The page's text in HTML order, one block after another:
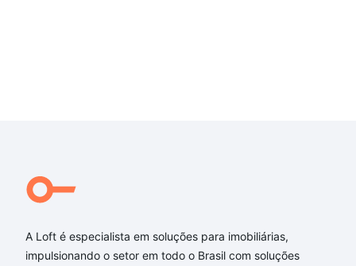
A Loft é especialista em soluções para imobiliárias,
impulsionando o setor em todo o Brasil com soluções